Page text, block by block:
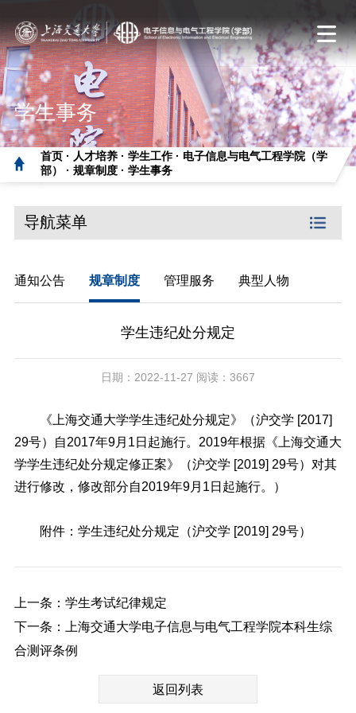
学生事务
首页 · 人才培养 · 学生工作 · 电子信息与电气工程学院（学
部） · 规章制度 · 学生事务
导航菜单
通知公告 规章制度 管理服务 典型人物
学生违纪处分规定
日期：2022-11-27 阅读：3667
《上海交通大学学生违纪处分规定》（沪交学 [2017]
29号）自2017年9月1日起施行。2019年根据《上海交通大
学学生违纪处分规定修正案》（沪交学 [2019] 29号）对其
进行修改，修改部分自2019年9月1日起施行。）
附件： 学生违纪处分规定（沪交学 [2019] 29号）
上一条：学生考试纪律规定
下一条：上海交通大学电子信息与电气工程学院本科生综
合测评条例
返回列表